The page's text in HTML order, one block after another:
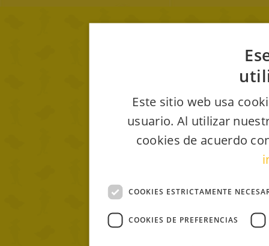
Este sitio web usa
usuario. Al utilizar
cookies de acuerdo
COOKIES ESTRICTAMENTE
COOKIES DE PREFERENCIAS